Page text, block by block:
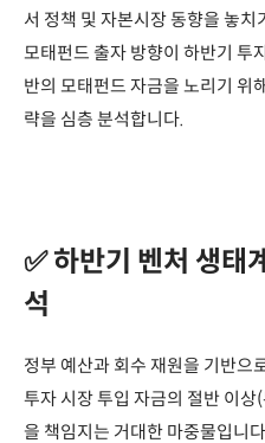
서 정책 및 자본시장 동향을 놓
모태펀드 출자 방향이 하반기 투
반의 모태펀드 자금을 노리기 위
략을 심층 분석합니다.
✅ 하반기 벤처 생태
석
정부 예산과 회수 재원을 기반으
투자 시장 투입 자금의 절반 이
을 책임지는 거대한 마중물입니